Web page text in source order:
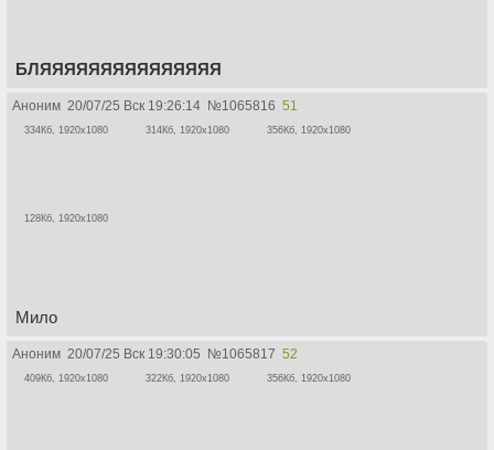
БЛЯЯЯЯЯЯЯЯЯЯЯЯЯЯЯ
Аноним 20/07/25 Вск 19:26:14 №1065816 51
334Кб, 1920x1080 314Кб, 1920x1080 356Кб, 1920x1080
128Кб, 1920x1080
Мило
Аноним 20/07/25 Вск 19:30:05 №1065817 52
409Кб, 1920x1080 322Кб, 1920x1080 356Кб, 1920x1080